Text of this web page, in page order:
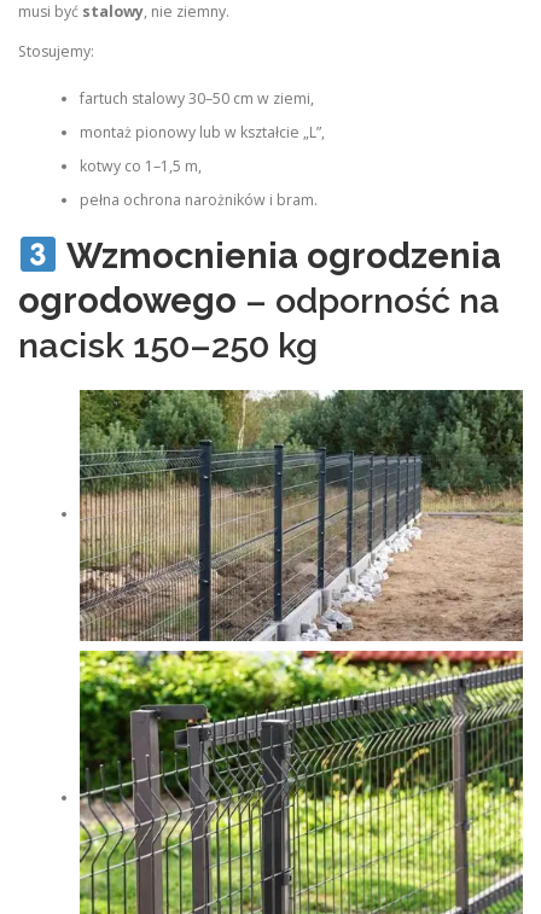
musi być stalowy, nie ziemny.
Stosujemy:
fartuch stalowy 30–50 cm w ziemi,
montaż pionowy lub w kształcie „L”,
kotwy co 1–1,5 m,
pełna ochrona narożników i bram.
Wzmocnienia ogrodzenia
ogrodowego – odporność na
nacisk 150–250 kg